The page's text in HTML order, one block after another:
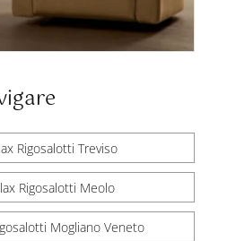
Rigosalotti Treviso
Rigosalotti Meolo
Mogliano Veneto